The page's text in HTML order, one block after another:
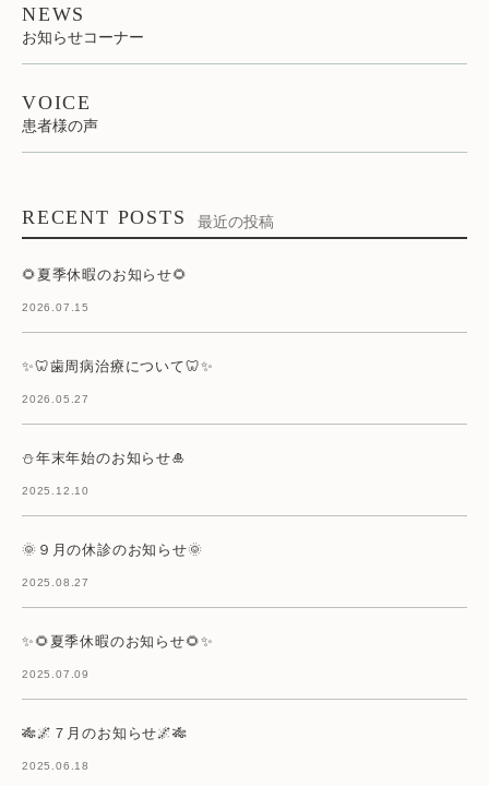
NEWS
お知らせコーナー
VOICE
患者様の声
RECENT POSTS 最近の投稿
🌻夏季休暇のお知らせ🌻
2026.07.15
✨🦷歯周病治療について🦷✨
2026.05.27
⛄年末年始のお知らせ🎍
2025.12.10
🌞９月の休診のお知らせ🌞
2025.08.27
✨🌻夏季休暇のお知らせ🌻✨
2025.07.09
🎋🌌７月のお知らせ🌌🎋
2025.06.18